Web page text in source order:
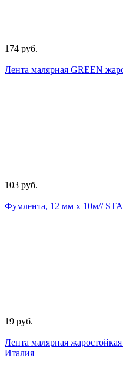
174 руб.
Лента малярная GREEN
103 руб.
Фумлента, 12 мм х 10м//
19 руб.
Лента малярная
Италия